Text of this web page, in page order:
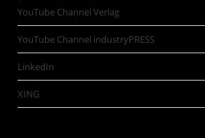
YouTube Channel Verlag
YouTube Channel industryPRESS
LinkedIn
XING